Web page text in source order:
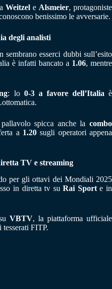
aWeitzel e Alsmeier, protagoniste
benissimo le avversarie.
degli analisti
esserci dubbi sull’esito
è infatti bancato a 1.06, mentre
: lo 0-3 a favore dell’Italia è
spicca anche la combo
a 1.20sugli operatori appena
TV e streaming
per gli ottavi dei Mondiali 2025
in diretta tv suRai Sporte in
VBTV, la piattaforma ufficiale
FITP.